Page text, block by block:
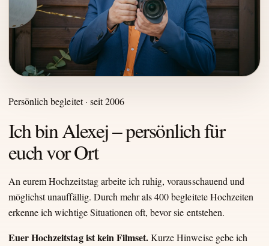
Persönlich begleitet · seit 2006
Ich bin Alexej – persönlich für
euch vor Ort
An eurem Hochzeitstag arbeite ich ruhig, vorausschauend und
möglichst unauffällig. Durch mehr als 400 begleitete Hochzeiten
erkenne ich wichtige Situationen oft, bevor sie entstehen.
Euer Hochzeitstag ist kein Filmset.Kurze Hinweise gebe ich